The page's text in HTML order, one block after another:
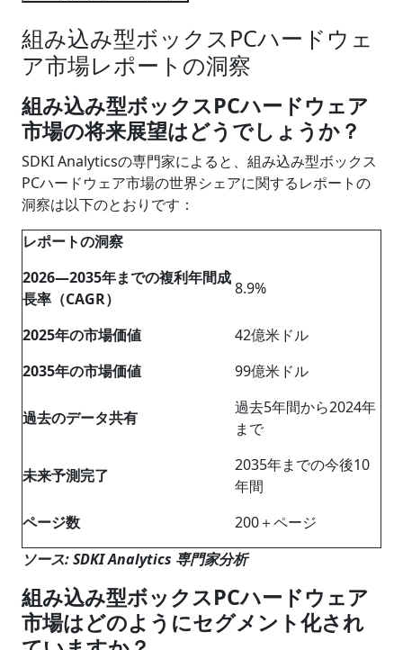
組み込み型ボックスPCハードウェ
ア市場レポートの洞察
組み込み型ボックスPCハードウェア
市場の将来展望はどうでしょうか？
SDKI Analyticsの専門家によると、組み込み型ボックス
PCハードウェア市場の世界シェアに関するレポートの
洞察は以下のとおりです：
レポートの洞察
2026―2035年までの複利年間成
長率（CAGR）
8.9%
2025年の市場価値
42億米ドル
2035年の市場価値
99億米ドル
過去のデータ共有
過去5年間から2024年
まで
未来予測完了
2035年までの今後10
年間
ページ数
200＋ページ
ソース: SDKI Analytics 専門家分析
組み込み型ボックスPCハードウェア
市場はどのようにセグメント化され